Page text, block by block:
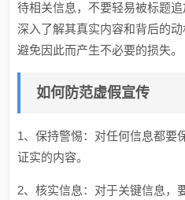
待相关信息，不要轻易被标题
深入了解其真实内容和背后的动
避免因此而产生不必要的损失。
如何防范虚假宣传
1、保持警惕：对任何信息都要
证实的内容。
2、核实信息：对于关键信息，